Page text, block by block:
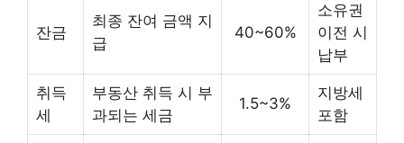
잔금
최종 잔여 금액 지
급
40~60%
소유권
이전 시
납부
취득
세
부동산 취득 시 부
과되는 세금
1.5~3%
지방세
포함